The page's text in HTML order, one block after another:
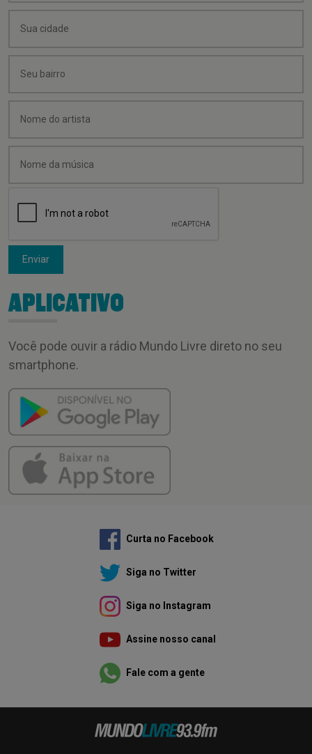
Enviar
APLICATIVO
Você pode ouvir a rádio Mundo Livre direto no seu
smartphone.
Curta no Facebook
Siga no Twitter
Siga no Instagram
Assine nosso canal
Fale com a gente